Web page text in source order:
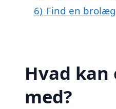
6) Find en
Hvad
med?